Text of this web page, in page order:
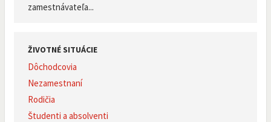
zamestnávateľa...
ŽIVOTNÉ SITUÁCIE
Dôchodcovia
Nezamestnaní
Rodičia
Študenti a absolventi